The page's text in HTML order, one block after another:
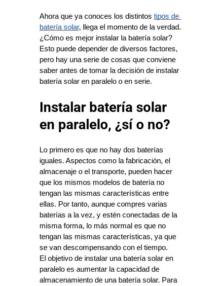
Ahora que ya conoces los distintos tipos de
batería solar, llega el momento de la verdad.
¿Cómo es mejor instalar la batería solar?
Esto puede depender de diversos factores,
pero hay una serie de cosas que conviene
saber antes de tomar la decisión de instalar
batería solar en paralelo o en serie.
Instalar batería solar
en paralelo, ¿sí o no?
Lo primero es que no hay dos baterías
iguales. Aspectos como la fabricación, el
almacenaje o el transporte, pueden hacer
que los mismos modelos de batería no
tengan las mismas características entre
ellas. Por tanto, aunque compres varias
baterías a la vez, y estén conectadas de la
misma forma, lo más normal es que no
tengan las mismas características, ya que
se van descompensando con el tiempo.
El objetivo de instalar una batería solar en
paralelo es aumentar la capacidad de
almacenamiento de una batería solar. Para